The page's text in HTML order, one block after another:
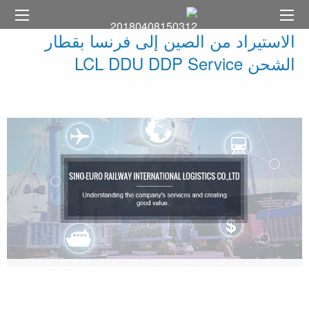
الاستيراد من الصين إلى فرنسا بقطار
الشحن LCL DDU DDP Service